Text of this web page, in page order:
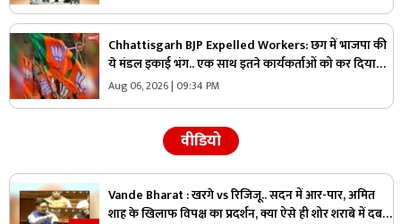
Chhattisgarh BJP Expelled Workers: छग में भाजपा की
ये मंडल इकाई भंग.. एक साथ इतने कार्यकर्ताओं को कर दिया
निष्कासित, अब होगा नए कार्यकारिणी का गठन
Aug 06, 2026 | 09:34 PM
वीडियो
Vande Bharat : खरगे vs रिजिजू.. सदन में आर-पार, अमित
शाह के खिलाफ विपक्ष का प्रदर्शन, क्या ऐसे ही शोर शराबे में दब